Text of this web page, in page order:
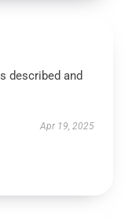
described and
Apr 19, 2025